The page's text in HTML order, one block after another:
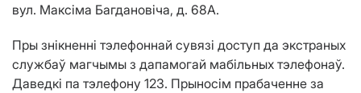
вул. Максіма Багдановіча, д. 68А.
Пры знікненні тэлефоннай сувязі доступ да экстраных
службаў магчымы з дапамогай мабільных тэлефонаў.
Даведкі па тэлефону 123. Прыносiм прабаченне за